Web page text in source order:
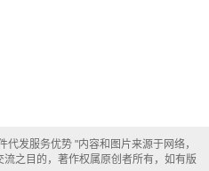
发服务优势 "内容和图片来源于网络，
之目的，著作权属原创者所有，如有版